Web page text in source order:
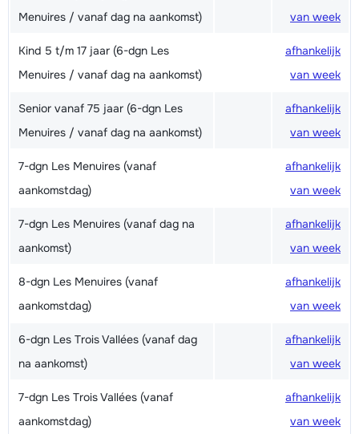
Menuires / vanaf dag na aankomst)
van week
Kind 5 t/m 17 jaar (6-dgn Les
Menuires / vanaf dag na aankomst)
afhankelijk
van week
Senior vanaf 75 jaar (6-dgn Les
Menuires / vanaf dag na aankomst)
afhankelijk
van week
7-dgn Les Menuires (vanaf
aankomstdag)
afhankelijk
van week
7-dgn Les Menuires (vanaf dag na
aankomst)
afhankelijk
van week
8-dgn Les Menuires (vanaf
aankomstdag)
afhankelijk
van week
6-dgn Les Trois Vallées (vanaf dag
na aankomst)
afhankelijk
van week
7-dgn Les Trois Vallées (vanaf
aankomstdag)
afhankelijk
van week